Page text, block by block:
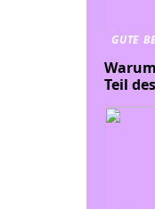
GUTE
Teil